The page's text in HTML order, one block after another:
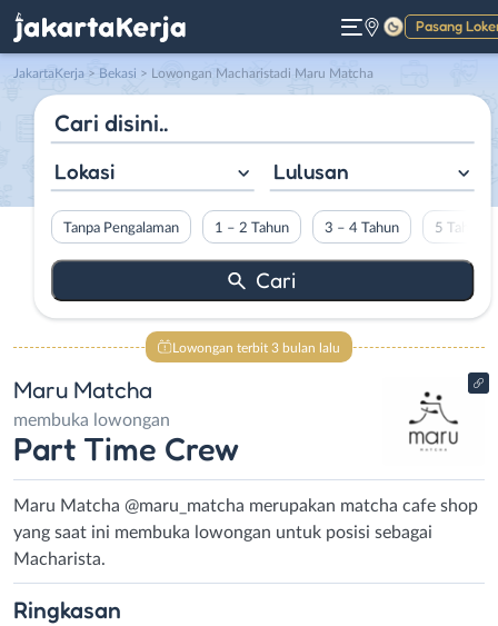
Pasang
Gelap
JakartaKerja > Bekasi > Lowongan Macharistadi Maru Matcha
Lokasi Lulusan
Tanpa Pengalaman 1 – 2 Tahun 3 – 4 Tahun 5 Tahun
Lowongan terbit 3 bulan lalu
Maru Matcha
membuka lowongan
Part Time Crew
Maru Matcha @maru_matcha merupakan matcha cafe shop
yang saat ini membuka lowongan untuk posisi sebagai
Macharista.
Ringkasan